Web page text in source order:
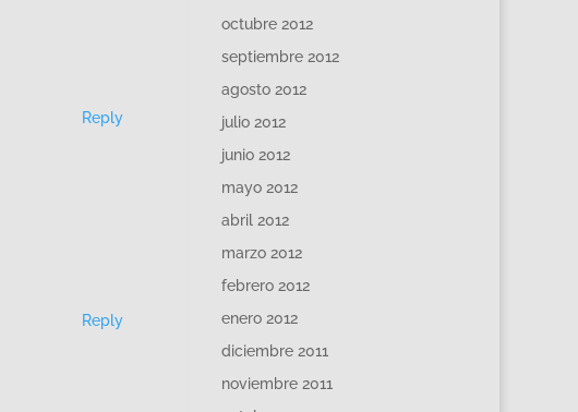
Reply
Reply
octubre 2012
septiembre 2012
agosto 2012
julio 2012
junio 2012
mayo 2012
abril 2012
marzo 2012
febrero 2012
enero 2012
diciembre 2011
noviembre 2011